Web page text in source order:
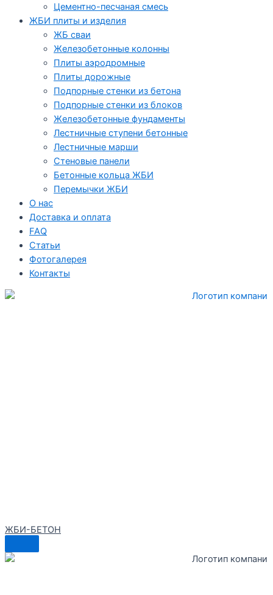
Цементно-песчаная смесь
ЖБИ плиты и изделия
ЖБ сваи
Железобетонные колонны
Плиты аэродромные
Плиты дорожные
Подпорные стенки из бетона
Подпорные стенки из блоков
Железобетонные фундаменты
Лестничные ступени бетонные
Лестничные марши
Стеновые панели
Бетонные кольца ЖБИ
Перемычки ЖБИ
О нас
Доставка и оплата
FAQ
Статьи
Фотогалерея
Контакты
ЖБИ-БЕТОН